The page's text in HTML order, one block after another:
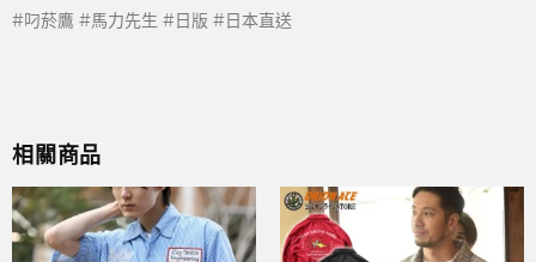
#叼菸鷹 #馬力先生 #日版 #日本直送
相關商品